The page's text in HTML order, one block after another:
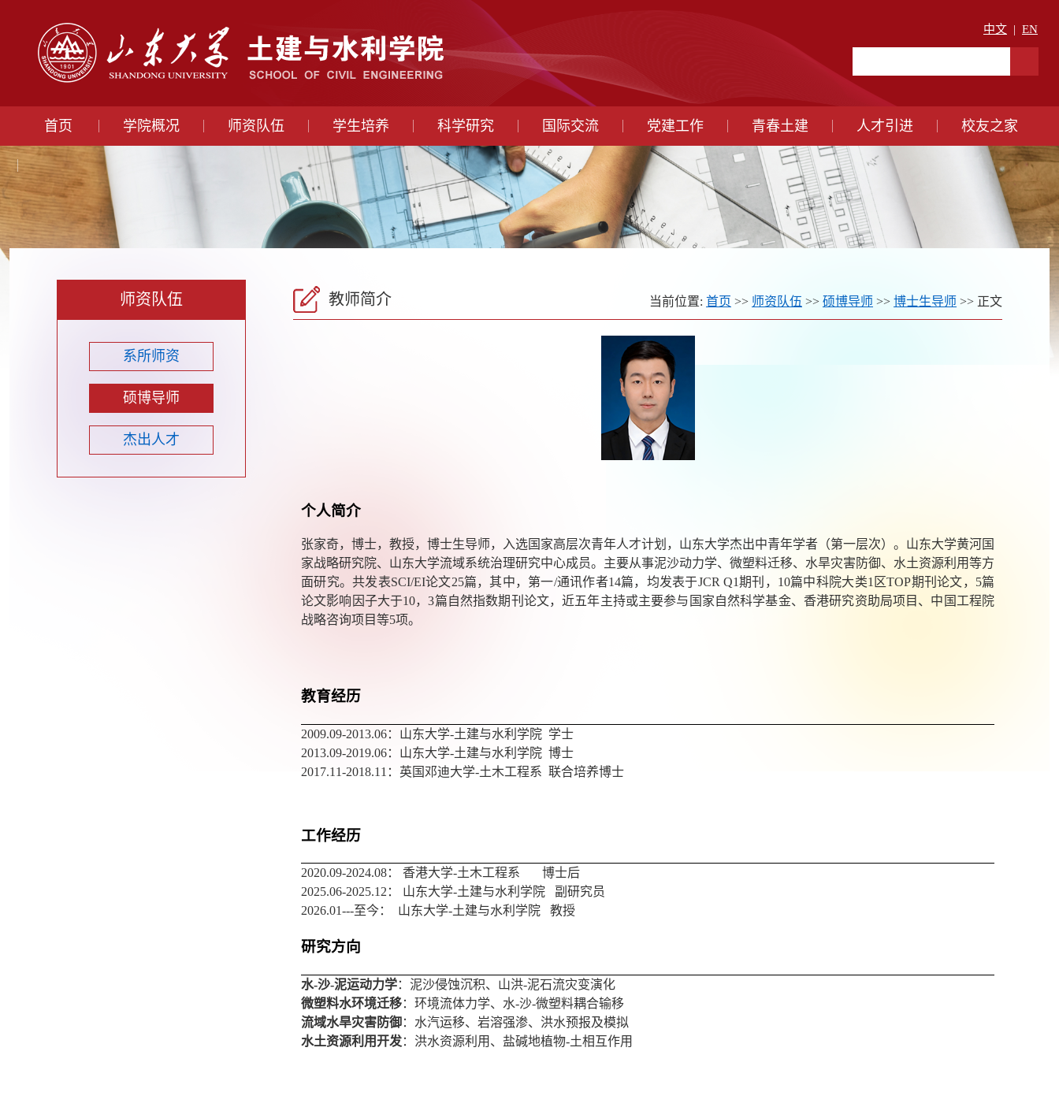
中文 | EN
首页 学院概况 师资队伍 学生培养 科学研究 国际交流 党建工作 青春土建 人才引进 校友之家
师资队伍
系所师资
硕博导师
杰出人才
教师简介 当前位置: 首页 >> 师资队伍 >> 硕博导师 >> 博士生导师 >> 正文
个人简介
张家奇，博士，教授，博士生导师，入选国家高层次青年人才计划，山东大学杰出中青年学者（第一层次）。山东大学黄河国
家战略研究院、山东大学流域系统治理研究中心成员。主要从事泥沙动力学、微塑料迁移、水旱灾害防御、水土资源利用等方
面研究。共发表SCI/EI论文25篇，其中，第一/通讯作者14篇，均发表于JCR Q1期刊， 10篇中科院大类1 区TOP期刊论文， 5篇
论文影响因子大于10，3篇自然指数期刊论文，近五年主持或主要参与国家自然科学基金、香港研究资助局项目、中国工程院
战略咨询项目等5项。
教育经历
2009.09-2013.06：山东大学-土建与水利学院 学士
2013.09-2019.06：山东大学-土建与水利学院 博士
2017.11-2018.11 ：英国邓迪大学-土木工程系 联合培养博士
工作经历
2020.09-2024.08： 香港大学-土木工程系
博士后
2025.06-2025.12 ： 山东大学-土建与水利学院
副研究员
2026.01---至今： 山东大学-土建与水利学院 教授
研究方向
水-沙-泥运动力学：泥沙侵蚀沉积、山洪-泥石流灾变演化
微塑料水环境迁移：环境流体力学、水-沙-微塑料耦合输移
流域水旱灾害防御：水汽运移、岩溶强渗、洪水预报及模拟
水土资源利用开发：洪水资源利用、盐碱地植物-土相互作用